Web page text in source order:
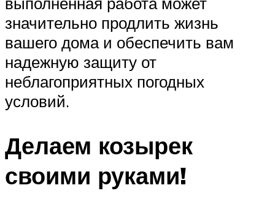
значительно продлить жизнь
вашего дома и обеспечить вам
надежную защиту от
неблагоприятных погодных
условий.
Делаем козырек
своими руками!